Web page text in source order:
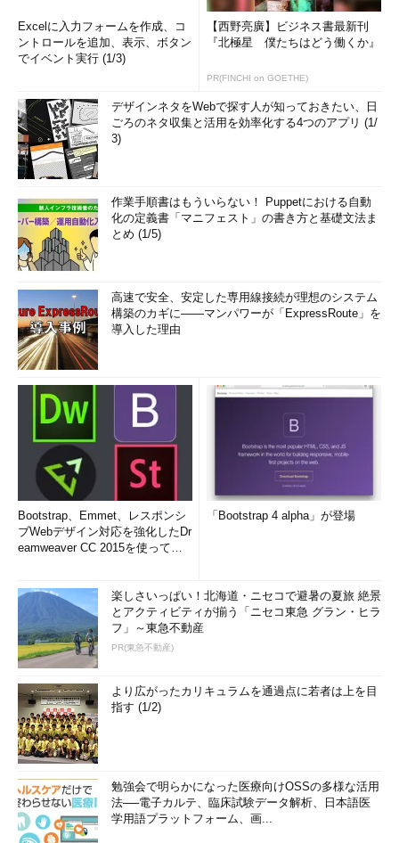
Excelに入力フォームを作成、コ
ントロールを追加、表示、ボタン
でイベント実行 (1/3)
【西野亮廣】ビジネス書最新刊
『北極星 僕たちはどう働くか』
PR(FINCHI on GOETHE)
デザインネタをWebで探す人が知っておきたい、日
ごろのネタ収集と活用を効率化する4つのアプリ (1/
3)
作業手順書はもういらない！ Puppetにおける自動
化の定義書「マニフェスト」の書き方と基礎文法ま
とめ (1/5)
高速で安全、安定した専用線接続が理想のシステム
構築のカギに――マンパワーが「ExpressRoute」を
導入した理由
Bootstrap、Emmet、レスポンシ
ブWebデザイン対応を強化したDr
eamweaver CC 2015を使って
「Bootstrap 4 alpha」が登場
楽しさいっぱい！北海道・ニセコで避暑の夏旅 絶景
とアクティビティが揃う「ニセコ東急 グラン・ヒラ
フ」～東急不動産
PR(東急不動産)
より広がったカリキュラムを通過点に若者は上を目
指す (1/2)
勉強会で明らかになった医療向けOSSの多様な活用
法──電子カルテ、臨床試験データ解析、日本語医
学用語プラットフォーム、画...